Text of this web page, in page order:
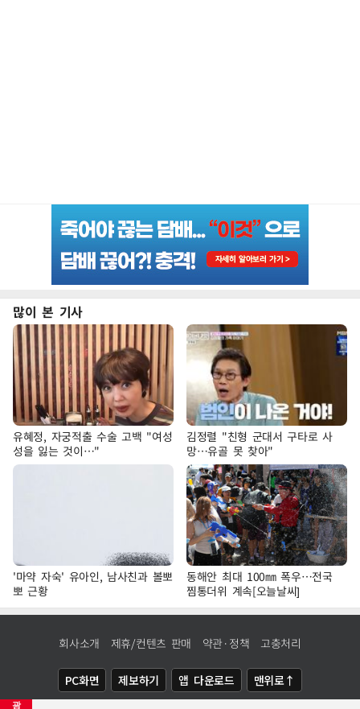
광
많이 본 기사
유혜정, 자궁적출 수술 고백 "여성
성을 잃는 것이…"
김정렬 "친형 군대서 구타로 사
망…유골 못 찾아"
'마약 자숙' 유아인, 남사친과 볼뽀
뽀 근황
동해안 최대 100㎜ 폭우…전국
찜통더위 계속[오늘날씨]
회사소개 제휴/컨텐츠 판매 약관·정책 고충처리
PC화면 제보하기 앱 다운로드 맨위로↑